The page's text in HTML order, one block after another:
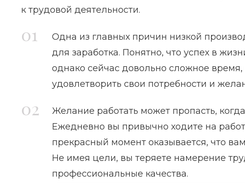
к трудовой деятельности.
Одна из главных причин низкой
для заработка. Понятно, что успех в
однако сейчас довольно сложное
удовлетворить свои потребности и
Желание работать может пропасть,
Ежедневно вы привычно ходите на
прекрасный момент оказывается, что
Не имея цели, вы теряете намерение
профессиональные качества.